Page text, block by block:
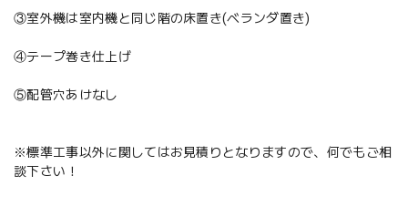
③室外機は室内機と同じ階の床置き(ベランダ置き)
④テープ巻き仕上げ
⑤配管穴あけなし
※標準工事以外に関してはお見積りとなりますので、何でもご相
談下さい！